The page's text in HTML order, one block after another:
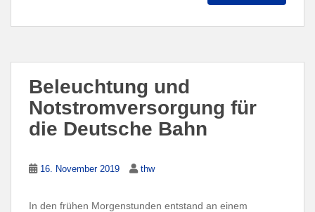
Beleuchtung und
Notstromversorgung für
die Deutsche Bahn
16. November 2019 thw
In den frühen Morgenstunden entstand an einem